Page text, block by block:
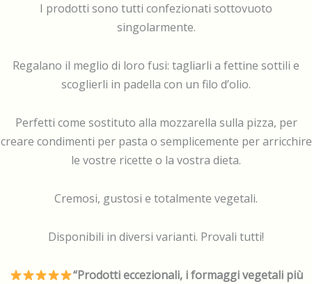
I prodotti sono tutti confezionati sottovuoto
singolarmente.
Regalano il meglio di loro fusi: tagliarli a fettine sottili e
scoglierli in padella con un filo d’olio.
Perfetti come sostituto alla mozzarella sulla pizza, per
creare condimenti per pasta o semplicemente per arricchire
le vostre ricette o la vostra dieta.
Cremosi, gustosi e totalmente vegetali.
Disponibili in diversi varianti. Provali tutti!
“Prodotti eccezionali, i formaggi vegetali più